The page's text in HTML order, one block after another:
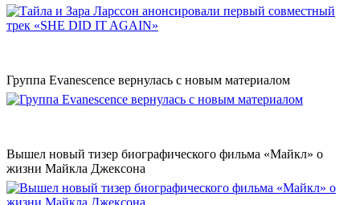
Группа Evanescence вернулась с новым материалом
Вышел новый тизер биографического фильма «Майкл» о
жизни Майкла Джексона